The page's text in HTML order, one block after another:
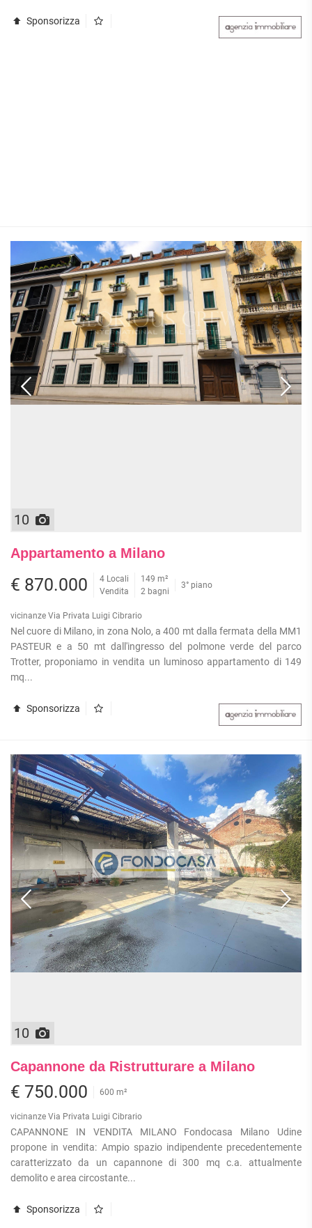
Sponsorizza
10
Appartamento a Milano
€ 870.000
4 Locali
Vendita
149 m²
2 bagni
3° piano
vicinanze Via Privata Luigi Cibrario
Nel cuore di Milano, in zona Nolo, a 400 mt dalla fermata della MM1
PASTEUR e a 50 mt dall'ingresso del polmone verde del parco
Trotter, proponiamo in vendita un luminoso appartamento di 149
mq...
Sponsorizza
10
Capannone da Ristrutturare a Milano
€ 750.000 600 m²
vicinanze Via Privata Luigi Cibrario
CAPANNONE IN VENDITA MILANO Fondocasa Milano Udine
propone in vendita: Ampio spazio indipendente precedentemente
caratterizzato da un capannone di 300 mq c.a. attualmente
demolito e area circostante...
Sponsorizza